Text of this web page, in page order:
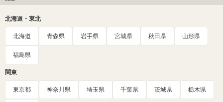
北海道・東北
北海道 青森県 岩手県 宮城県 秋田県 山形県
福島県
関東
東京都 神奈川県 埼玉県 千葉県 茨城県 栃木県